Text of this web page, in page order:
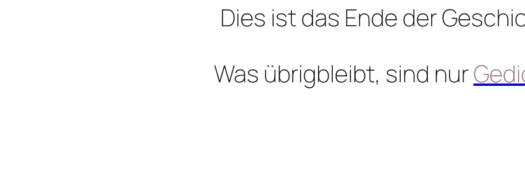
Dies ist das Ende der
Was übrigbleibt, sind nur